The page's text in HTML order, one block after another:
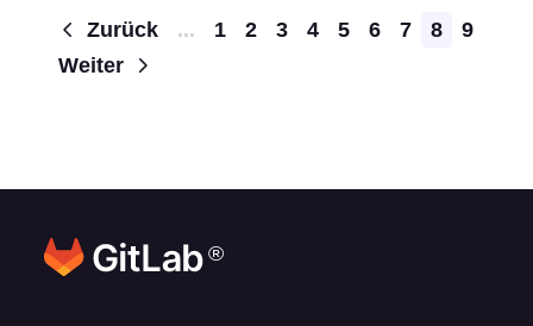
Pagination
Zurück ... 1 2 3 4 5 6 7 8
9
Weiter
®